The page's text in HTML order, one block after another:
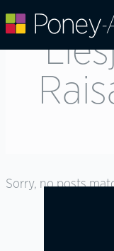
Sorry, no posts